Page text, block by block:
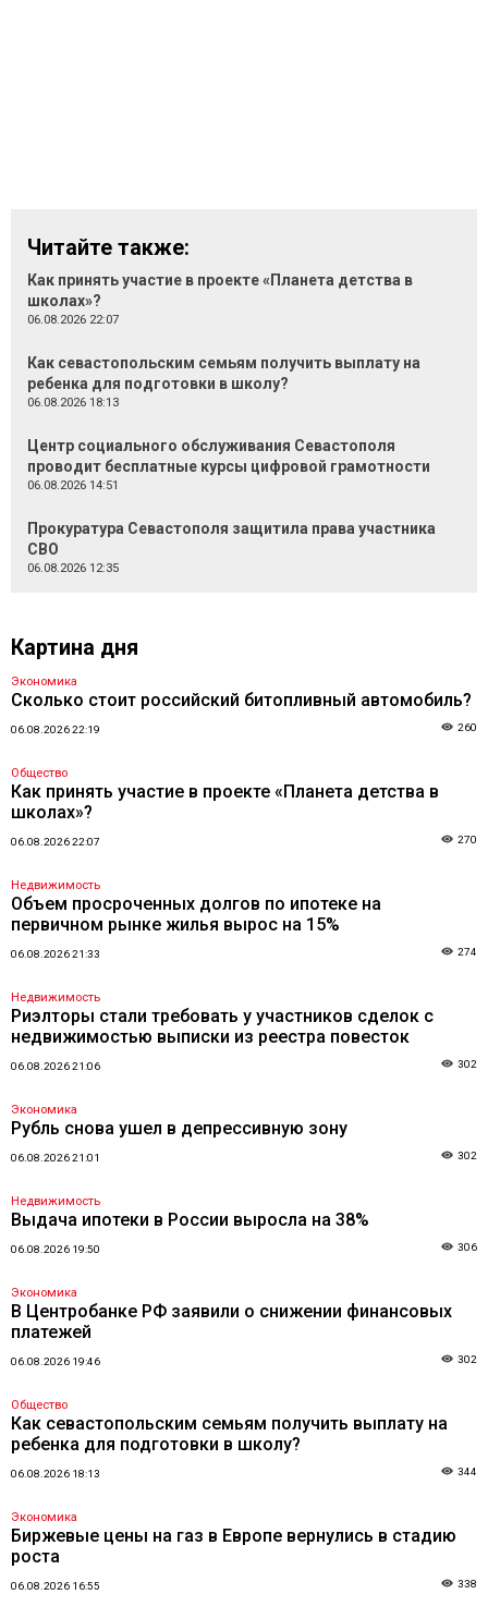
Читайте также:
Как принять участие в проекте «Планета детства в
школах»?
06.08.2026 22:07
Как севастопольским семьям получить выплату на
ребенка для подготовки в школу?
06.08.2026 18:13
Центр социального обслуживания Севастополя
проводит бесплатные курсы цифровой грамотности
06.08.2026 14:51
Прокуратура Севастополя защитила права участника
СВО
06.08.2026 12:35
Картина дня
Экономика
Сколько стоит российский битопливный автомобиль?
06.08.2026 22:19 260
Общество
Как принять участие в проекте «Планета детства в
школах»?
06.08.2026 22:07 270
Недвижимость
Объем просроченных долгов по ипотеке на
первичном рынке жилья вырос на 15%
06.08.2026 21:33 274
Недвижимость
Риэлторы стали требовать у участников сделок с
недвижимостью выписки из реестра повесток
06.08.2026 21:06 302
Экономика
Рубль снова ушел в депрессивную зону
06.08.2026 21:01 302
Недвижимость
Выдача ипотеки в России выросла на 38%
06.08.2026 19:50 306
Экономика
В Центробанке РФ заявили о снижении финансовых
платежей
06.08.2026 19:46 302
Общество
Как севастопольским семьям получить выплату на
ребенка для подготовки в школу?
06.08.2026 18:13 344
Экономика
Биржевые цены на газ в Европе вернулись в стадию
роста
06.08.2026 16:55 338